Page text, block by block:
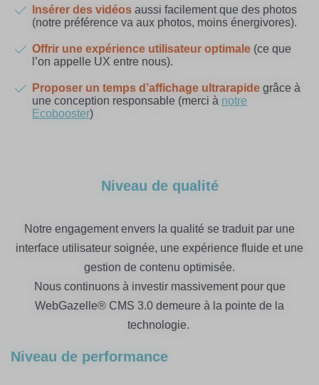
Insérer des vidéos aussi facilement que des photos
(notre préférence va aux photos, moins énergivores).
Offrir une expérience utilisateur optimale (ce que
l’on appelle UX entre nous).
Proposer un temps d’affichage ultrarapide grâce à
une conception responsable (merci à notre
Ecobooster)
Niveau de qualité
Notre engagement envers la qualité se traduit par une
interface utilisateur soignée, une expérience fluide et une
gestion de contenu optimisée.
Nous continuons à investir massivement pour que
WebGazelle® CMS 3.0 demeure à la pointe de la
technologie.
Niveau de performance